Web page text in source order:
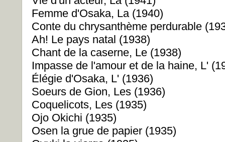
Femme d'Osaka, La (1940)
Conte du chrysanthème perdurable
Ah! Le pays natal (1938)
Chant de la caserne, Le (1938)
Impasse de l'amour et de la haine, L'
Élégie d'Osaka, L' (1936)
Soeurs de Gion, Les (1936)
Coquelicots, Les (1935)
Ojo Okichi (1935)
Osen la grue de papier (1935)